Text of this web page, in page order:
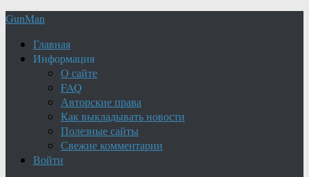
GunMan
Главная
Информация
О сайте
FAQ
Авторские права
Как выкладывать новости
Полезные сайты
Свежие комментарии
Войти